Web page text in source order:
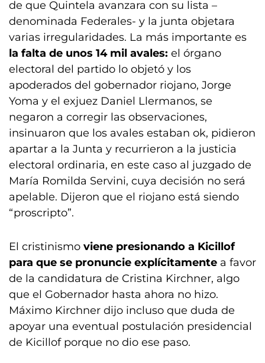
de que Quintela avanzara con su lista –
denominada Federales- y la junta objetara
varias irregularidades. La más importante es
la falta de unos 14 mil avales: el órgano
electoral del partido lo objetó y los
apoderados del gobernador riojano, Jorge
Yoma y el exjuez Daniel Llermanos, se
negaron a corregir las observaciones,
insinuaron que los avales estaban ok, pidieron
apartar a la Junta y recurrieron a la justicia
electoral ordinaria, en este caso al juzgado de
María Romilda Servini, cuya decisión no será
apelable. Dijeron que el riojano está siendo
“proscripto”.
El cristinismo viene presionando a Kicillof
para que se pronuncie explícitamente a favor
de la candidatura de Cristina Kirchner, algo
que el Gobernador hasta ahora no hizo.
Máximo Kirchner dijo incluso que duda de
apoyar una eventual postulación presidencial
de Kicillof porque no dio ese paso.